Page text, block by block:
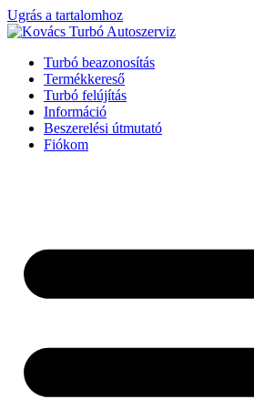
Ugrás a tartalomhoz
Turbó beazonosítás
Termékkereső
Turbó felújítás
Információ
Beszerelési útmutató
Fiókom